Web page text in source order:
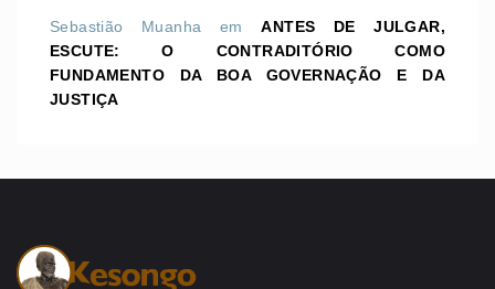
Sebastião Muanha emANTES DE JULGAR,
ESCUTE: O CONTRADITÓRIO COMO
FUNDAMENTO DA BOA GOVERNAÇÃO E DA
JUSTIÇA